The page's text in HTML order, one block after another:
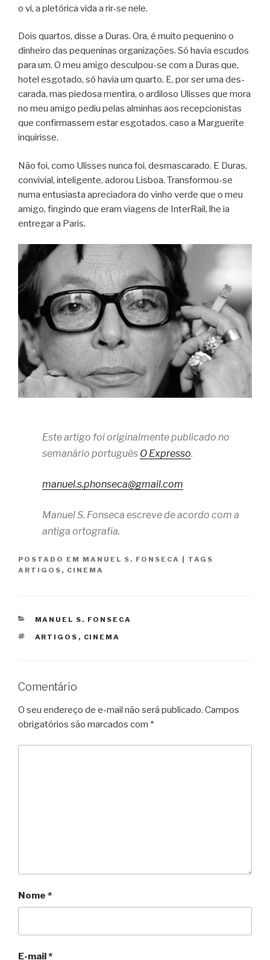
o vi, a ple­tó­rica vida a rir-se nele.
Dois quar­tos, disse a Duras. Ora, é muito peque­nino o
dinheiro das peque­ni­nas orga­ni­za­ções. Só havia escu­dos
para um. O meu amigo desculpou-se com a Duras que,
hotel esgo­tado, só havia um quarto. E, por ser uma des­
ca­rada, mas pie­dosa men­tira, o ardi­loso Ulis­ses que mora
no meu amigo pediu pelas almi­nhas aos recep­ci­o­nis­tas
que con­fir­mas­sem estar esgo­ta­dos, caso a Mar­gue­rite
inquirisse.
Não foi, como Ulis­ses nunca foi, des­mas­ca­rado. E Duras,
con­vi­vial, inte­li­gente, ado­rou Lis­boa. Transformou-se
numa entu­si­asta apre­ci­a­dora do vinho verde que o meu
amigo, fin­gindo que eram via­gens de Inter­Rail, lhe ia
entre­gar a Paris.
Este artigo foi originalmente publicado no
semanário português O Expresso.
manuel.s.phonseca@gmail.com
Manuel S. Fonseca escreve de acordo com a
antiga ortografia.
POSTADO EM MANUEL S. FONSECA
TAGS
ARTIGOS , CINEMA
CATEGORIAS
MANUEL S. FONSECA
TAGS
ARTIGOS , CINEMA
Comentário
O seu endereço de e-mail não será publicado. Campos
obrigatórios são marcados com *
Nome *
E-mail*